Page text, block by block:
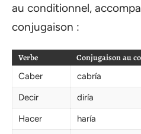
au conditionnel,
conjugaison :
Verbe Conjugaison au
Caber
cabría
Decir
diría
Hacer
haría